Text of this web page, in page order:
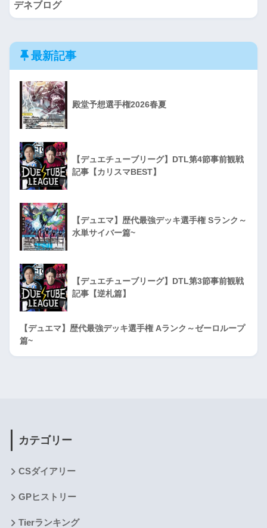
デネブログ
最新記事
殿堂予想選手権2026春夏
【デュエチューブリーグ】DTL第4節事前観戦
記事【カリスマBEST】
【デュエマ】歴代最強デッキ選手権 Sランク～
水単サイバー篇~
【デュエチューブリーグ】DTL第3節事前観戦
記事【逆札篇】
【デュエマ】歴代最強デッキ選手権 Aランク～ゼーロループ
篇~
カテゴリー
CSダイアリー
GPヒストリー
Tierランキング